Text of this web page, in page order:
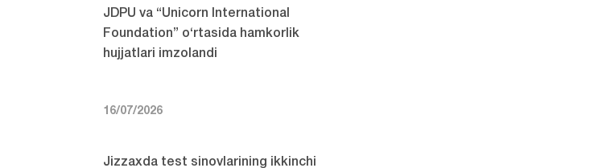
JDPU va “Unicorn International
Foundation” o‘rtasida hamkorlik
hujjatlari imzolandi
16/07/2026
Jizzaxda test sinovlarining ikkinchi